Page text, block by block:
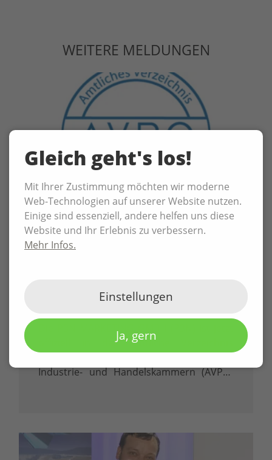
WEITERE MELDUNGEN
02.06.2026
damit zertifiziert für öffentliche
Aufträge
Die P3N MARKETING GMBH (P3N) ist jetzt
offiziell in das Amtliche Verzeichnis
präqualifizierter Unternehmen der
Industrie- und Handelskammern (AVPQ)
Gleich geht's los!
Mit Ihrer Zustimmung möchten wir moderne
Web-Technologien auf unserer Website nutzen.
Einige sind essenziell, andere helfen uns diese
Website und Ihr Erlebnis zu verbessern.
Mehr Infos.
Einstellungen
Ja, gern